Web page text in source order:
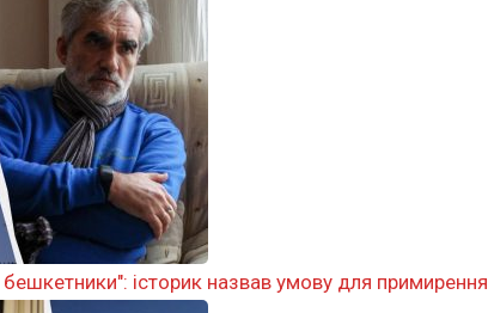
історик назвав умову для